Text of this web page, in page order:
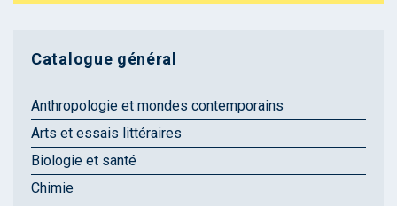
Catalogue général
Anthropologie et mondes contemporains
Arts et essais littéraires
Biologie et santé
Chimie